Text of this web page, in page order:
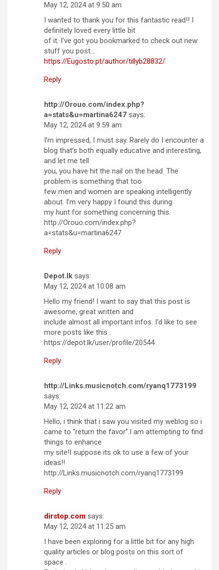
May 12, 2024 at 9:50 am
I wanted to thank you for this fantastic read!! I
definitely loved every little bit
of it. I’ve got you bookmarked to check out new
stuff you post…
https://Eugosto.pt/author/tillyb28832/
Reply
http://Orouo.com/index.php?
a=stats&u=martina6247 says:
May 12, 2024 at 9:59 am
I’m impressed, I must say. Rarely do I encounter a
blog that’s both equally educative and interesting,
and let me tell
you, you have hit the nail on the head. The
problem is something that too
few men and women are speaking intelligently
about. I’m very happy I found this during
my hunt for something concerning this.
http://Orouo.com/index.php?
a=stats&u=martina6247
Reply
Depot.lk says:
May 12, 2024 at 10:08 am
Hello my friend! I want to say that this post is
awesome, great written and
include almost all important infos. I’d like to see
more posts like this .
https://depot.lk/user/profile/20544
Reply
http://Links.musicnotch.com/ryanq1773199
says:
May 12, 2024 at 11:22 am
Hello, i think that i saw you visited my weblog so i
came to “return the favor”.I am attempting to find
things to enhance
my site!I suppose its ok to use a few of your
ideas!!
http://Links.musicnotch.com/ryanq1773199
Reply
dirstop.com says:
May 12, 2024 at 11:25 am
I have been exploring for a little bit for any high
quality articles or blog posts on this sort of
space .